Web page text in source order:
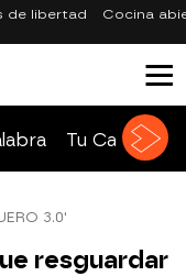
de libertad Cocina
Tu Cara Me
3.0'
resguardar